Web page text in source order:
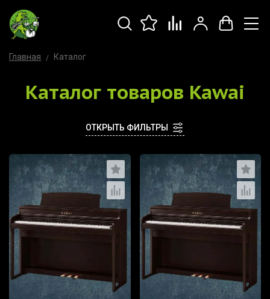
Главная Каталог
Каталог товаров Kawai
ОТКРЫТЬ ФИЛЬТРЫ